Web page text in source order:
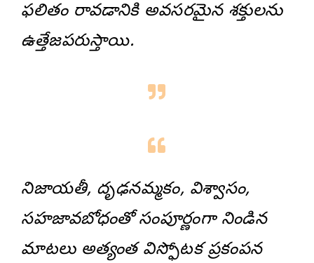
ఫలితం రావడానికి అవసరమైన శక్తులను
ఉత్తేజపరుస్తాయి.
నిజాయతీ, దృఢనమ్మకం, విశ్వాసం,
సహజావబోధంతో సంపూర్ణంగా నిండిన
మాటలు అత్యంత విస్ఫోటక ప్రకంపన